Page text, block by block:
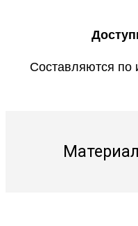
Составляются по